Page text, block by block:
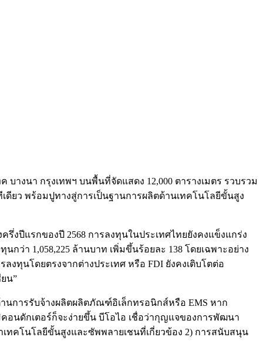
างนา กรุงเทพฯ บนพื้นที่จัดแสดง 12,000 ตารางเมตร รวบรวม
ยว พร้อมปูทางสู่การเป็นฐานการผลิตด้านเทคโนโลยีขั้นสูง
รึ่งปีแรกของปี 2568 การลงทุนในประเทศไทยยังคงแข็งแกร่ง
ว่า 1,058,225 ล้านบาท เพิ่มขึ้นร้อยละ 138 โดยเฉพาะอย่าง
งทุนโดยตรงจากต่างประเทศ หรือ FDI ยังคงเติบโตต่อ
น”
นการรับจ้างผลิตผลิตภัณฑ์อิเล็กทรอนิกส์หรือ EMS หาก
คอนดักเตอร์ก็จะง่ายขึ้น บีโอไอ เชื่อว่ากุญแจของการพัฒนา
ทคโนโลยีขั้นสูงและซัพพลายเชนที่เกี่ยวข้อง 2) การสนับสนุน